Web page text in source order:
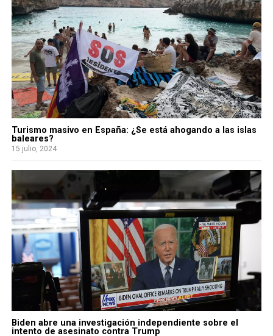
Turismo masivo en España: ¿Se está ahogando a las islas
baleares?
15 julio, 2024
Biden abre una investigación independiente sobre el
intento de asesinato contra Trump